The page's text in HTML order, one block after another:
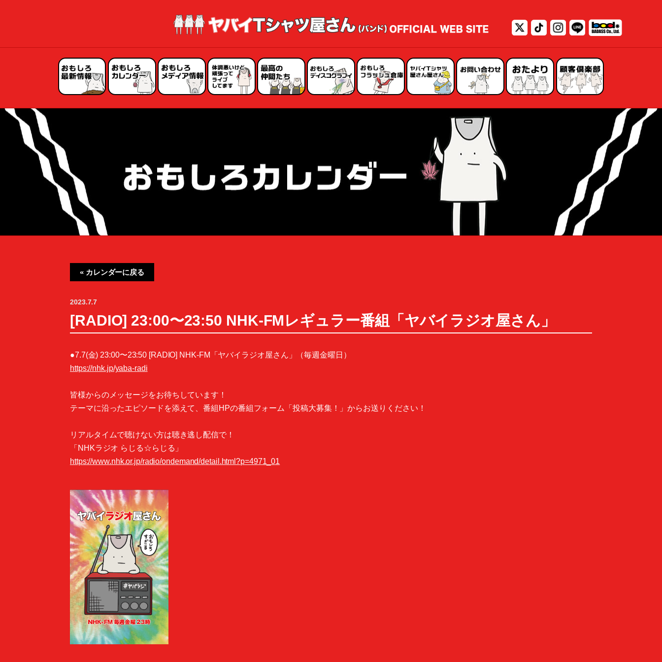
« カレンダーに戻る
2023.7.7
[RADIO] 23:00〜23:50 NHK-FMレギュラー番組「ヤバイラジオ屋さん」
●7.7(金) 23:00〜23:50 [RADIO] NHK-FM「ヤバイラジオ屋さん」（毎週金曜日）
https://nhk.jp/yaba-radi
皆様からのメッセージをお待ちしています！
テーマに沿ったエピソードを添えて、番組HPの番組フォーム「投稿大募集！」からお送りください！
リアルタイムで聴けない方は聴き逃し配信で！
「NHKラジオ らじる☆らじる」
https://www.nhk.or.jp/radio/ondemand/detail.html?p=4971_01